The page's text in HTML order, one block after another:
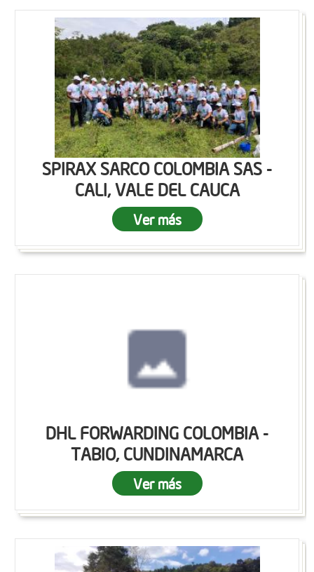
SPIRAX SARCO COLOMBIA SAS -
CALI, VALE DEL CAUCA
Ver más
DHL FORWARDING COLOMBIA -
TABIO, CUNDINAMARCA
Ver más